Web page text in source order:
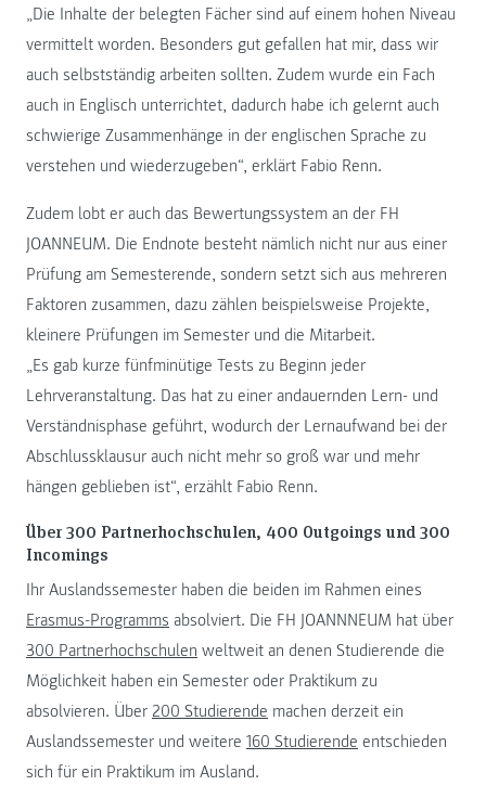
„Die Inhalte der belegten Fächer sind auf einem hohen Niveau
vermittelt worden. Besonders gut gefallen hat mir, dass wir
auch selbstständig arbeiten sollten. Zudem wurde ein Fach
auch in Englisch unterrichtet, dadurch habe ich gelernt auch
schwierige Zusammenhänge in der englischen Sprache zu
verstehen und wiederzugeben“, erklärt Fabio Renn.
Zudem lobt er auch das Bewertungssystem an der FH
JOANNEUM. Die Endnote besteht nämlich nicht nur aus einer
Prüfung am Semesterende, sondern setzt sich aus mehreren
Faktoren zusammen, dazu zählen beispielsweise Projekte,
kleinere Prüfungen im Semester und die Mitarbeit.
„Es gab kurze fünfminütige Tests zu Beginn jeder
Lehrveranstaltung. Das hat zu einer andauernden Lern- und
Verständnisphase geführt, wodurch der Lernaufwand bei der
Abschlussklausur auch nicht mehr so groß war und mehr
hängen geblieben ist“, erzählt Fabio Renn.
Über 300 Partnerhochschulen, 400 Outgoings und 300
Incomings
Ihr Auslandssemester haben die beiden im Rahmen eines
Erasmus-Programms absolviert. Die FH JOANNNEUM hat über
300 Partnerhochschulen weltweit an denen Studierende die
Möglichkeit haben ein Semester oder Praktikum zu
absolvieren. Über 200 Studierende machen derzeit ein
Auslandssemester und weitere 160 Studierende entschieden
sich für ein Praktikum im Ausland.